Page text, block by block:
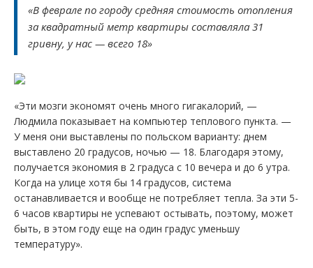
«В феврале по городу средняя стоимость отопления
за квадратный метр квартиры составляла 31
гривну, у нас — всего 18»
«Эти мозги экономят очень много гигакалорий, —
Людмила показывает на компьютер теплового пункта. —
У меня они выставлены по польском варианту: днем
выставлено 20 градусов, ночью — 18. Благодаря этому,
получается экономия в 2 градуса с 10 вечера и до 6 утра.
Когда на улице хотя бы 14 градусов, система
останавливается и вообще не потребляет тепла. За эти 5-
6 часов квартиры не успевают остывать, поэтому, может
быть, в этом году еще на один градус уменьшу
температуру».